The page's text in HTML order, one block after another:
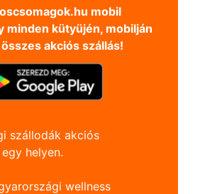
mobil
minden kütyüjén, mobilján
akciós szállás!
szállodák akciós
helyen.
wellness